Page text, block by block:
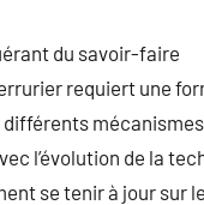
du savoir-faire
requiert une
l’évolution de la
se tenir à jour sur